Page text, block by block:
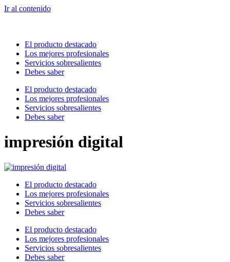
Ir al contenido
El producto destacado
Los mejores profesionales
Servicios sobresalientes
Debes saber
El producto destacado
Los mejores profesionales
Servicios sobresalientes
Debes saber
impresión digital
El producto destacado
Los mejores profesionales
Servicios sobresalientes
Debes saber
El producto destacado
Los mejores profesionales
Servicios sobresalientes
Debes saber